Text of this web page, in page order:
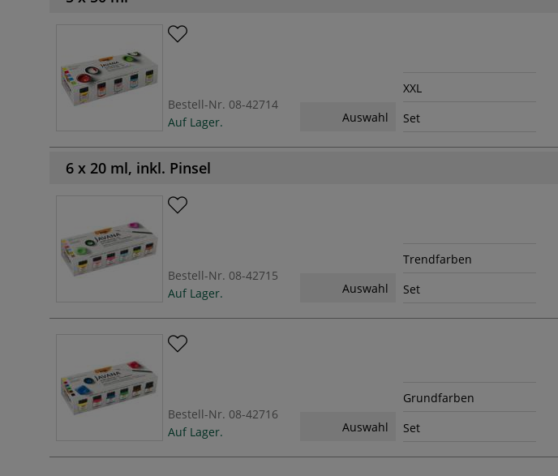
Bestell-Nr. 08-42714
Auf Lager.
XXL
Auswahl
Set
6 x 20 ml, inkl. Pinsel
Bestell-Nr. 08-42715
Auf Lager.
Trendfarben
Auswahl
Set
Bestell-Nr. 08-42716
Auf Lager.
Grundfarben
Auswahl
Set